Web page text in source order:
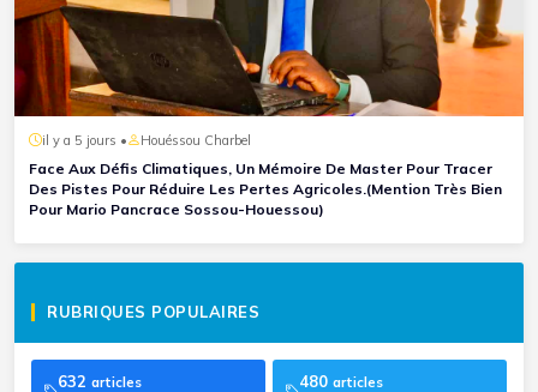
il y a 5 jours • Houéssou Charbel
Face Aux Défis Climatiques, Un Mémoire De Master Pour Tracer
Des Pistes Pour Réduire Les Pertes Agricoles.(Mention Très Bien
Pour Mario Pancrace Sossou-Houessou)
RUBRIQUES POPULAIRES
632 articles 480 articles